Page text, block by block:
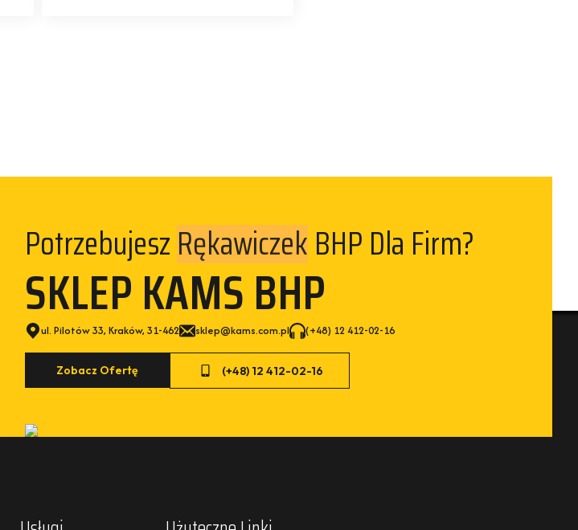
Potrzebujesz Kamizelek BHP Dla Firm?
SKLEP KAMS BHP
ul. Pilotów 33, Kraków, 31-462 sklep@kams.com.pl (+48) 12 412-02-16
Zobacz Ofertę (+48) 12 412-02-16